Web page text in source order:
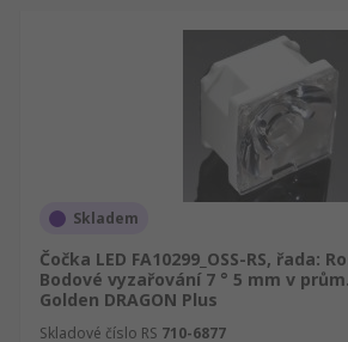
Skladem
Čočka LED FA10299_OSS-RS, řada:
Bodové vyzařování 7 ° 5 mm v
Golden DRAGON Plus
Skladové číslo RS 710-6877